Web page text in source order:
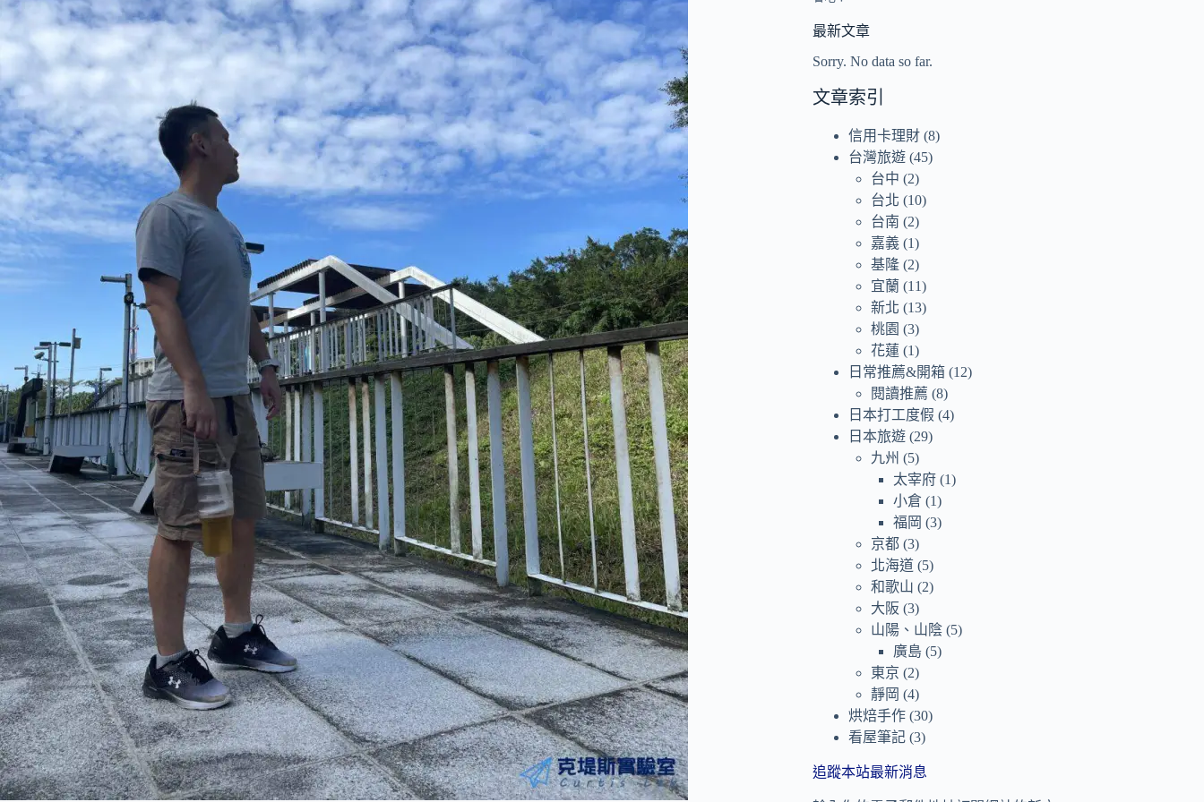
最新文章
Sorry. No data so far.
文章索引
信用卡理財 (8)
台灣旅遊 (45)
台中 (2)
台北 (10)
台南 (2)
嘉義 (1)
基隆 (2)
宜蘭 (11)
新北 (13)
桃園 (3)
花蓮 (1)
日常推薦&開箱 (12)
閱讀推薦 (8)
日本打工度假 (4)
日本旅遊 (29)
九州 (5)
太宰府 (1)
小倉 (1)
福岡 (3)
京都 (3)
北海道 (5)
和歌山 (2)
大阪 (3)
山陽、山陰 (5)
廣島 (5)
東京 (2)
靜岡 (4)
烘焙手作 (30)
看屋筆記 (3)
追蹤本站最新消息